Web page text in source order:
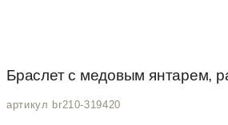
Браслет с медовым янтарем,
артикул br210-319420